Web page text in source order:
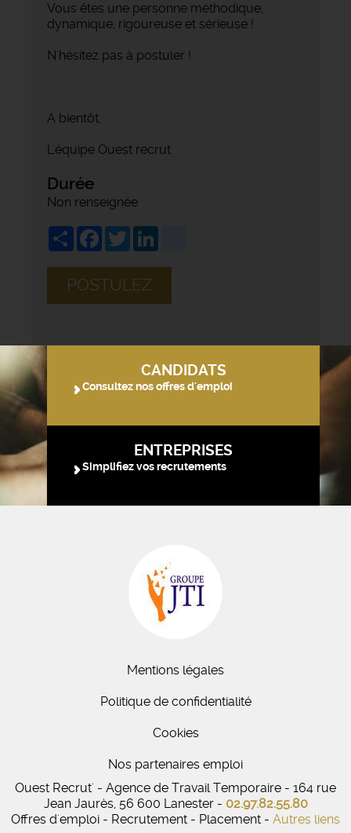
Vous êtes une personne méthodique,
dynamique, rigoureuse et sérieuse !
N'hésitez pas à postuler !
A bientôt,
L'équipe Ouest recrut
Durée
Non renseignée
ShareFacebook
Twitter
POSTULEZ
CANDIDATS
Consultez nos offres d'emploi
ENTREPRISES
Simplifiez vos recrutements
Mentions légales
Politique de confidentialité
Cookies
Nos partenaires emploi
Ouest Recrut' - Agence de Travail Temporaire - 164 rue
Jean Jaurès, 56 600 Lanester - 02.97.82.55.80
Offres d'emploi - Recrutement - Placement - Autres liens